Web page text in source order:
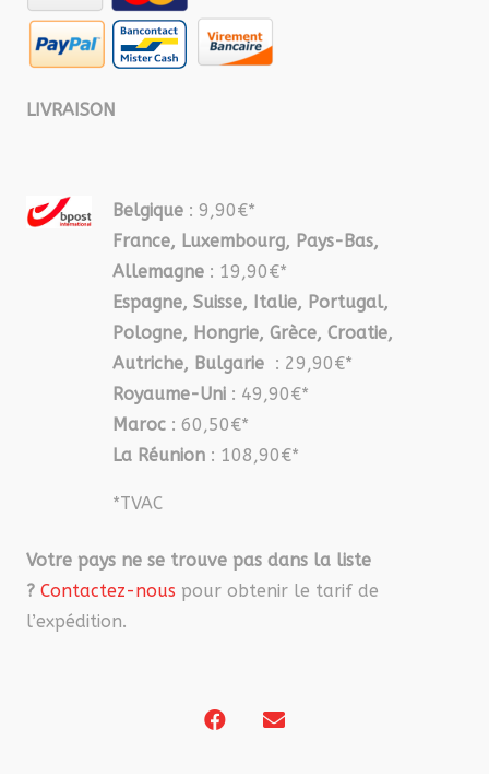
LIVRAISON
Belgique : 9,90€*
France, Luxembourg, Pays-Bas,
Allemagne : 19,90€*
Espagne, Suisse, Italie, Portugal,
Pologne, Hongrie, Grèce, Croatie,
Autriche, Bulgarie : 29,90€*
Royaume-Uni : 49,90€*
Maroc : 60,50€*
La Réunion : 108,90€*
*TVAC
Votre pays ne se trouve pas dans la liste
? Contactez-nous pour obtenir le tarif de
l’expédition.